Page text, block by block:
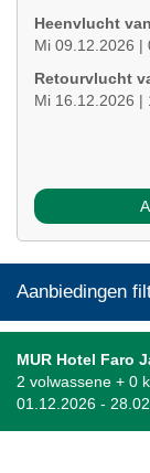
Heenvlucht
Mi 09.12.2026 |
Retourvlucht
Mi 16.12.2026 |
Aanbiedingen
MUR Hotel Faro
2 volwassene + 0
01.12.2026 -